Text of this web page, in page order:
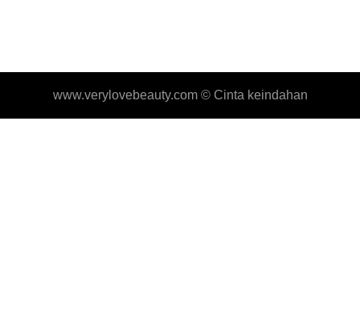
www.verylovebeauty.com © Cinta keindahan